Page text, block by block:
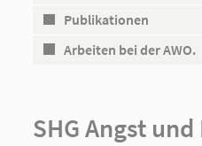
Publikationen
Arbeiten bei der AWO.
SHG Angst